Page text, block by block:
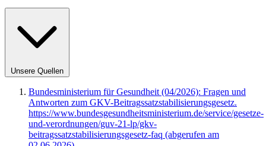
Unsere Quellen
Bundesministerium für Gesundheit (04/2026): Fragen und
Antworten zum GKV-Beitragssatzstabilisierungsgesetz.
https://www.bundesgesundheitsministerium.de/service/gesetze-
und-verordnungen/guv-21-lp/gkv-
beitragssatzstabilisierungsgesetz-faq (abgerufen am